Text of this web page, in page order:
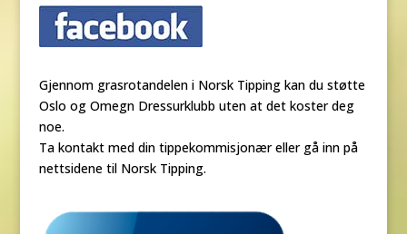
Gjennom grasrotandelen i Norsk Tipping kan du støtte
Oslo og Omegn Dressurklubb uten at det koster deg
noe.
Ta kontakt med din tippekommisjonær eller gå inn på
nettsidene til Norsk Tipping.